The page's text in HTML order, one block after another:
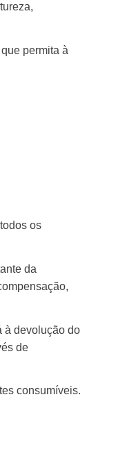
permita à
os
da
à devolução do
de
consumíveis.